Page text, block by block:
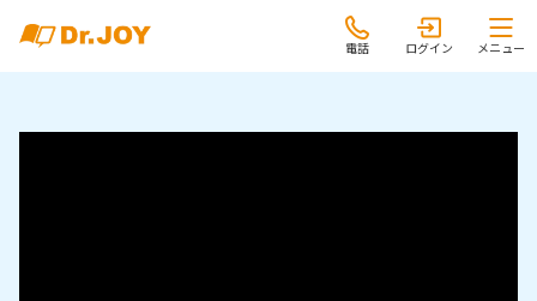
電話 ログイン メニュー